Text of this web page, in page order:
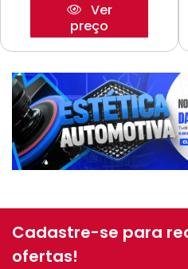
Ver
preço
Cadastre-se para
ofertas!